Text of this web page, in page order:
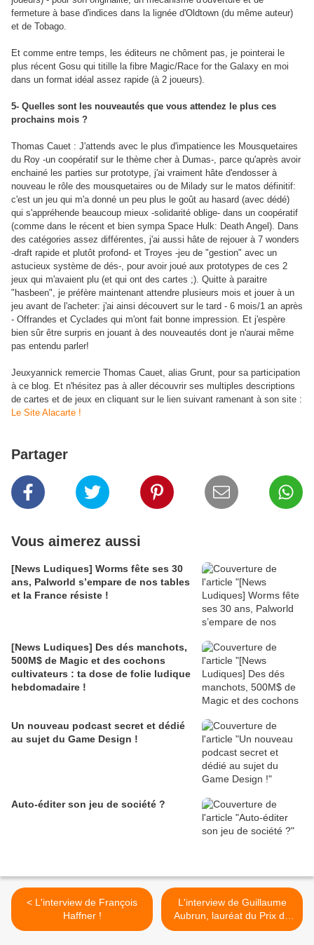
fermeture à base d'indices dans la lignée d'Oldtown (du même auteur)
et de Tobago.
Et comme entre temps, les éditeurs ne chôment pas, je pointerai le
plus récent Gosu qui titille la fibre Magic/Race for the Galaxy en moi
dans un format idéal assez rapide (à 2 joueurs).
5- Quelles sont les nouveautés que vous attendez le plus ces
prochains mois ?
Thomas Cauet : J'attends avec le plus d'impatience les Mousquetaires
du Roy -un coopératif sur le thème cher à Dumas-, parce qu'après avoir
enchainé les parties sur prototype, j'ai vraiment hâte d'endosser à
nouveau le rôle des mousquetaires ou de Milady sur le matos définitif:
c'est un jeu qui m'a donné un peu plus le goût au hasard (avec dédé)
qui s'appréhende beaucoup mieux -solidarité oblige- dans un coopératif
(comme dans le récent et bien sympa Space Hulk: Death Angel). Dans
des catégories assez différentes, j'ai aussi hâte de rejouer à 7 wonders
-draft rapide et plutôt profond- et Troyes -jeu de "gestion" avec un
astucieux système de dés-, pour avoir joué aux prototypes de ces 2
jeux qui m'avaient plu (et qui ont des cartes ;). Quitte à paraitre
"hasbeen", je préfère maintenant attendre plusieurs mois et jouer à un
jeu avant de l'acheter: j'ai ainsi découvert sur le tard - 6 mois/1 an après
- Offrandes et Cyclades qui m'ont fait bonne impression. Et j'espère
bien sûr être surpris en jouant à des nouveautés dont je n'aurai même
pas entendu parler!
Jeuxyannick remercie Thomas Cauet, alias Grunt, pour sa participation
à ce blog. Et n'hésitez pas à aller découvrir ses multiples descriptions
de cartes et de jeux en cliquant sur le lien suivant ramenant à son site :
Le Site Alacarte !
Partager
Vous aimerez aussi
[News Ludiques] Worms fête ses 30
ans, Palworld s’empare de nos tables
et la France résiste !
[News Ludiques] Des dés manchots,
500M$ de Magic et des cochons
cultivateurs : ta dose de folie ludique
hebdomadaire !
Un nouveau podcast secret et dédié
au sujet du Game Design !
Auto-éditer son jeu de société ?
< L'interview de François
Haffner !
L'interview de Guillaume
Aubrun, lauréat du Prix de
la Ludothèque de Boulogne